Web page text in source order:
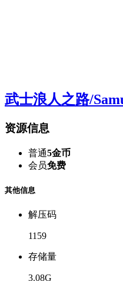
武士浪人之路/
资源信息
普通5金币
会员免费
其他信息
解压码
1159
存储量
3.08G